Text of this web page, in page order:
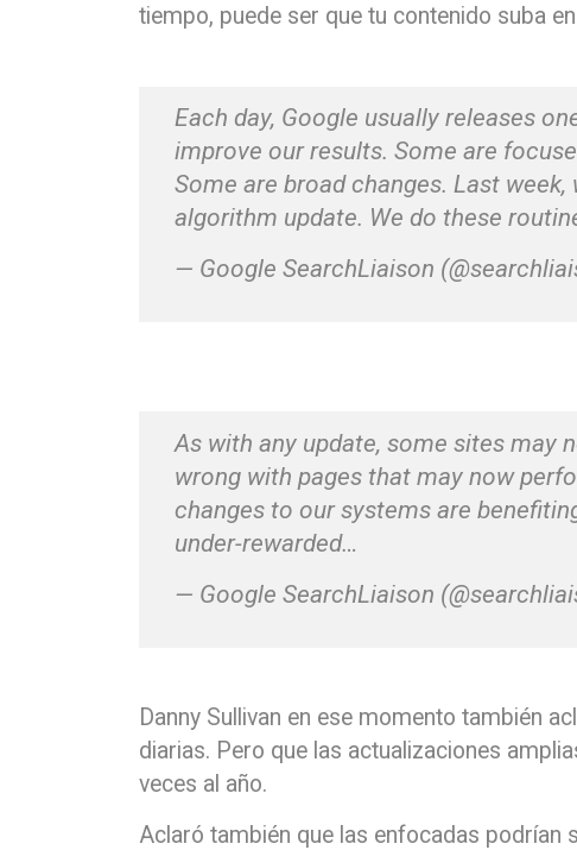
tiempo, puede ser que tu contenido suba
Each day, Google usually releases
improve our results. Some are
Some are broad changes. Last
algorithm update. We do these
— Google SearchLiaison
As with any update, some sites may
wrong with pages that may now
changes to our systems are
under-rewarded…
— Google SearchLiaison
Danny Sullivan en ese momento también
diarias. Pero que las actualizaciones
veces al año.
Aclaró también que las enfocadas podrían